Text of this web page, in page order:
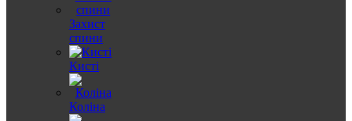
Захист
спини
Кисті
Коліна